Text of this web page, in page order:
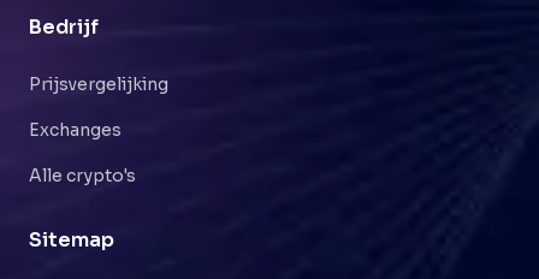
Bedrijf
Prijsvergelijking
Exchanges
Alle crypto's
Sitemap